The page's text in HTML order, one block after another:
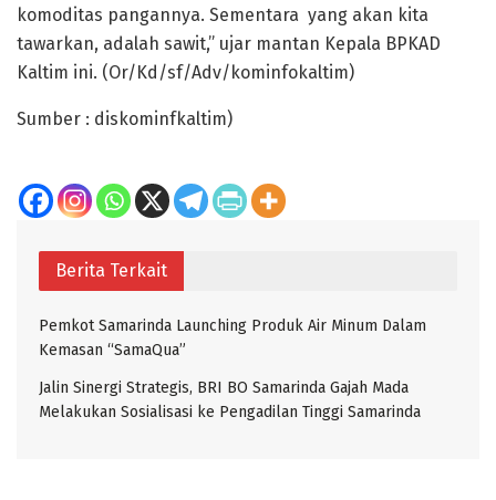
komoditas pangannya. Sementara yang akan kita
tawarkan, adalah sawit,” ujar mantan Kepala BPKAD
Kaltim ini. (Or/Kd/sf/Adv/kominfokaltim)
Sumber : diskominfkaltim)
Berita Terkait
Pemkot Samarinda Launching Produk Air Minum Dalam
Kemasan “SamaQua”
Jalin Sinergi Strategis, BRI BO Samarinda Gajah Mada
Melakukan Sosialisasi ke Pengadilan Tinggi Samarinda